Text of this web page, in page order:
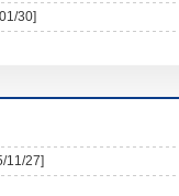
30]
11/27]